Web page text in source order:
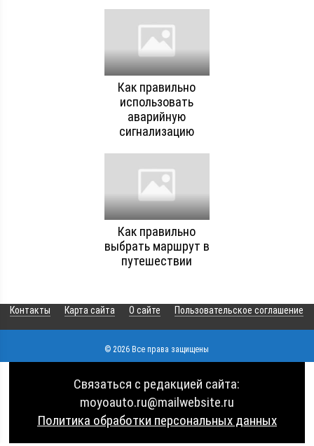
Как правильно
использовать
аварийную
сигнализацию
Как правильно
выбрать маршрут в
путешествии
Контакты Карта сайта О сайте Пользовательское соглашение
© 2026 Все права защищены
Связаться с редакцией сайта:
moyoauto.ru@mailwebsite.ru
Политика обработки персональных данных